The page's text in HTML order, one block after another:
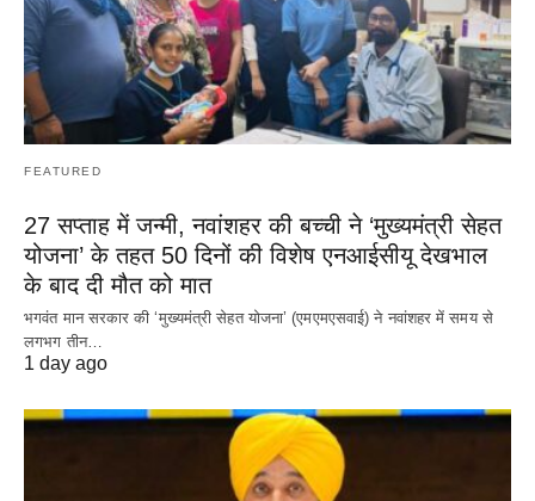
FEATURED
27 सप्ताह में जन्मी, नवांशहर की बच्ची ने ‘मुख्यमंत्री सेहत
योजना’ के तहत 50 दिनों की विशेष एनआईसीयू देखभाल
के बाद दी मौत को मात
भगवंत मान सरकार की ‘मुख्यमंत्री सेहत योजना’ (एमएमएसवाई) ने नवांशहर में समय से
लगभग तीन…
1 day ago